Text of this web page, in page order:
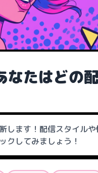
たはどの
します！配信スタイルや
クしてみましょう！